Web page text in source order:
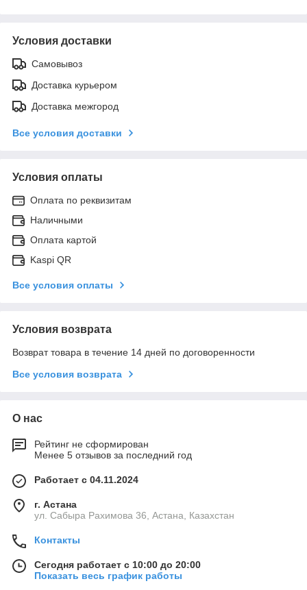
Условия доставки
Самовывоз
Доставка курьером
Доставка межгород
Все условия доставки
Условия оплаты
Оплата по реквизитам
Наличными
Оплата картой
Kaspi QR
Все условия оплаты
Условия возврата
Возврат товара в течение 14 дней по договоренности
Все условия возврата
О нас
Рейтинг не сформирован
Менее 5 отзывов за последний год
Работает с 04.11.2024
г. Астана
ул. Сабыра Рахимова 36, Астана, Казахстан
Контакты
Сегодня работает с 10:00 до 20:00
Показать весь график работы